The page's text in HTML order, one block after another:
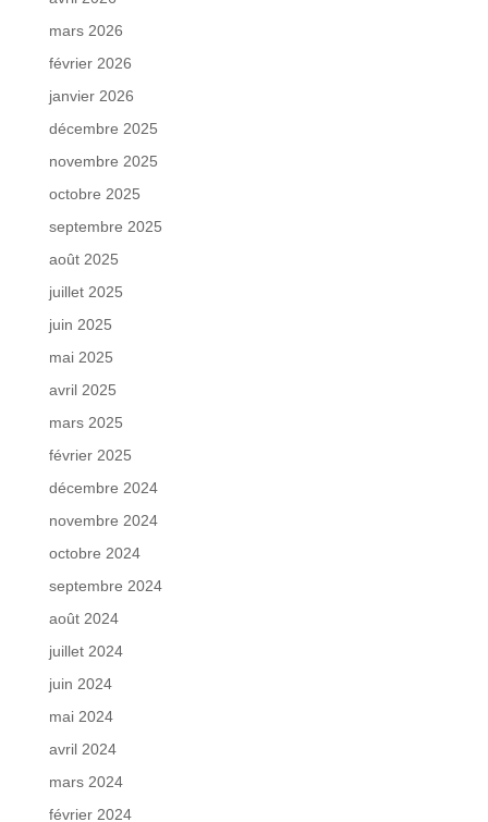
mars 2026
février 2026
janvier 2026
décembre 2025
novembre 2025
octobre 2025
septembre 2025
août 2025
juillet 2025
juin 2025
mai 2025
avril 2025
mars 2025
février 2025
décembre 2024
novembre 2024
octobre 2024
septembre 2024
août 2024
juillet 2024
juin 2024
mai 2024
avril 2024
mars 2024
février 2024